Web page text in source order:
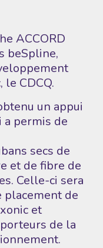
ACCORD
beSpline,
, le CDCQ.
un appui
permis de
secs de
et de fibre de
Celle-ci sera
placement de
et
de la